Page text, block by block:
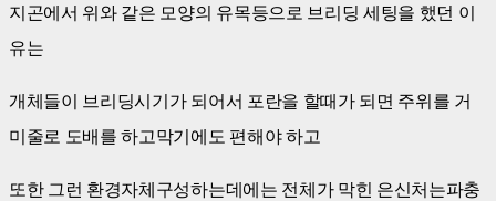
지곤에서 위와 같은 모양의 유목등으로 브리딩 세팅을 했던 이
유는
개체들이 브리딩시기가 되어서 포란을 할때가 되면 주위를 거
미줄로 도배를 하고막기에도 편해야 하고
또한 그런 환경자체구성하는데에는 전체가 막힌 은신처는파충